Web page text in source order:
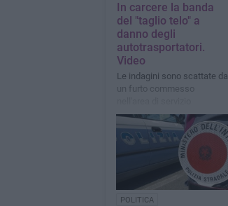
In carcere la banda
del "taglio telo" a
danno degli
autotrasportatori.
Video
Le indagini sono scattate da
un furto commesso
autostradale di Bisceglie.
Tra i colpi anche quello
contro il furgone dell'Asd
Oltre Sport di Trani
POLITICA